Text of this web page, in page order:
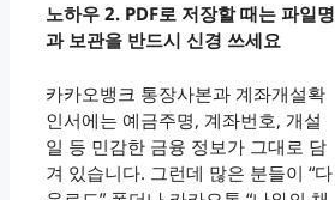
노하우 2. PDF로 저장할 때는 파일명
과 보관을 반드시 신경 쓰세요
카카오뱅크 통장사본과 계좌개설확
인서에는 예금주명, 계좌번호, 개설
일 등 민감한 금융 정보가 그대로 담
겨 있습니다. 그런데 많은 분들이 “다